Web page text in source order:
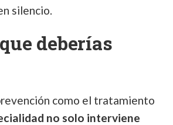
silencio.
deberías
como el tratamiento
no solo interviene